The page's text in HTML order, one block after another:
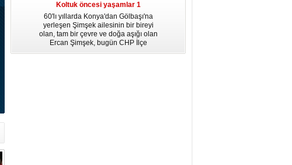
Koltuk öncesi yaşamlar 1
60'lı yıllarda Konya'dan Gölbaşı'na
yerleşen Şimşek ailesinin bir bireyi
olan, tam bir çevre ve doğa aşığı olan
Ercan Şimşek, bugün CHP İlçe
Başkanlığı yaptığı Gölbaşı'nda yaşam